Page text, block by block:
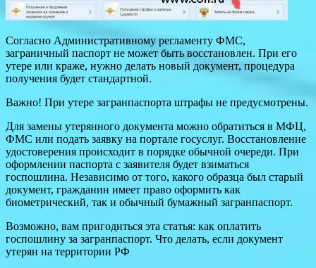
Согласно Административному регламенту ФМС,
заграничный паспорт не может быть восстановлен. При его
утере или краже, нужно делать новый документ, процедура
получения будет стандартной.
Важно! При утере загранпаспорта штрафы не предусмотрены.
Для замены утерянного документа можно обратиться в МФЦ,
ФМС или подать заявку на портале госуслуг. Восстановление
удостоверения происходит в порядке обычной очереди. При
оформлении паспорта с заявителя будет взиматься
госпошлина. Независимо от того, какого образца был старый
документ, гражданин имеет право оформить как
биометрический, так и обычный бумажный загранпаспорт.
Возможно, вам пригодиться эта статья: как оплатить
госпошлину за загранпаспорт. Что делать, если документ
утерян на территории РФ